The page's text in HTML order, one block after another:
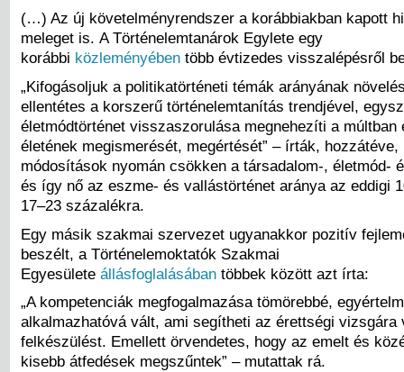
(…) Az új követelményrendszer a korábbiakban kapott
meleget is. A Történelemtanárok Egylete egy
korábbi közleményében több évtizedes visszalépésről
„Kifogásoljuk a politikatörténeti témák arányának
ellentétes a korszerű történelemtanítás trendjével,
életmódtörténet visszaszorulása megnehezíti a múltban
életének megismerését, megértését” – írták, hozzátéve,
módosítások nyomán csökken a társadalom-, életmód-
és így nő az eszme- és vallástörténet aránya az eddigi
17–23 százalékra.
Egy másik szakmai szervezet ugyanakkor pozitív
beszélt, a Történelemoktatók Szakmai
Egyesülete állásfoglalásában többek között azt írta:
„A kompetenciák megfogalmazása tömörebbé,
alkalmazhatóvá vált, ami segítheti az érettségi vizsgára
felkészülést. Emellett örvendetes, hogy az emelt és
kisebb átfedések megszűntek” – mutattak rá.